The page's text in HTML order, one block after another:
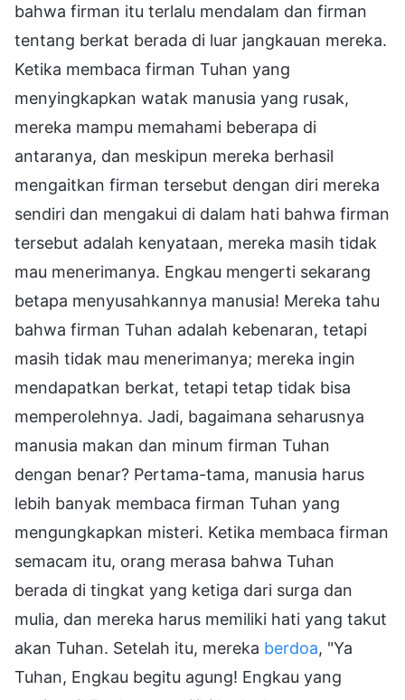
bahwa firman itu terlalu mendalam dan firman
tentang berkat berada di luar jangkauan mereka.
Ketika membaca firman Tuhan yang
menyingkapkan watak manusia yang rusak,
mereka mampu memahami beberapa di
antaranya, dan meskipun mereka berhasil
mengaitkan firman tersebut dengan diri mereka
sendiri dan mengakui di dalam hati bahwa firman
tersebut adalah kenyataan, mereka masih tidak
mau menerimanya. Engkau mengerti sekarang
betapa menyusahkannya manusia! Mereka tahu
bahwa firman Tuhan adalah kebenaran, tetapi
masih tidak mau menerimanya; mereka ingin
mendapatkan berkat, tetapi tetap tidak bisa
memperolehnya. Jadi, bagaimana seharusnya
manusia makan dan minum firman Tuhan
dengan benar? Pertama-tama, manusia harus
lebih banyak membaca firman Tuhan yang
mengungkapkan misteri. Ketika membaca firman
semacam itu, orang merasa bahwa Tuhan
berada di tingkat yang ketiga dari surga dan
mulia, dan mereka harus memiliki hati yang takut
akan Tuhan. Setelah itu, mereka berdoa, "Ya
Tuhan, Engkau begitu agung! Engkau yang